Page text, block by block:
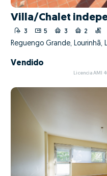
Villa/Chalet
3 5 3 2
Reguengo Grande, Lourinhã,
Vendido
Licencia AMI